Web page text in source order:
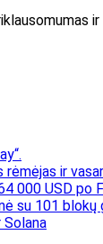
rėmėjas ir
000 USD
su 101 blokų